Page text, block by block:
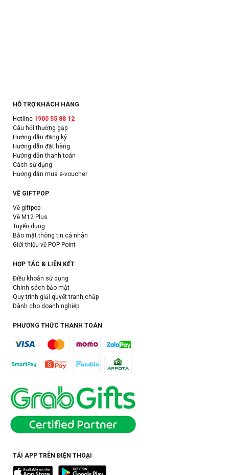
HỖ TRỢ KHÁCH HÀNG
Hotline 1900 55 88 12
Câu hỏi thường gặp
Hướng dẫn đăng ký
Hướng dẫn đặt hàng
Hướng dẫn thanh toán
Cách sử dụng
Hướng dẫn mua e-voucher
VỀ GIFTPOP
Về giftpop
Về M12 Plus
Tuyển dụng
Bảo mật thông tin cá nhân
Giới thiệu về POP Point
HỢP TÁC & LIÊN KẾT
Điều khoản sử dụng
Chính sách bảo mật
Quy trình giải quyết tranh chấp
Dành cho doanh nghiệp
PHƯƠNG THỨC THANH TOÁN
TẢI APP TRÊN ĐIỆN THOẠI